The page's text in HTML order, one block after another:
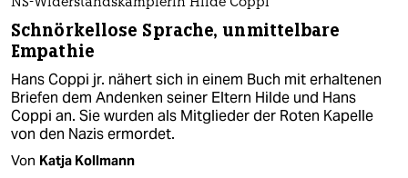
NS-Widerstandskämpferin Hilde Coppi
Schnörkellose Sprache, unmittelbare
Empathie
Hans Coppi jr. nähert sich in einem Buch mit erhaltenen
Briefen dem Andenken seiner Eltern Hilde und Hans
Coppi an. Sie wurden als Mitglieder der Roten Kapelle
von den Nazis ermordet.
Von Katja Kollmann